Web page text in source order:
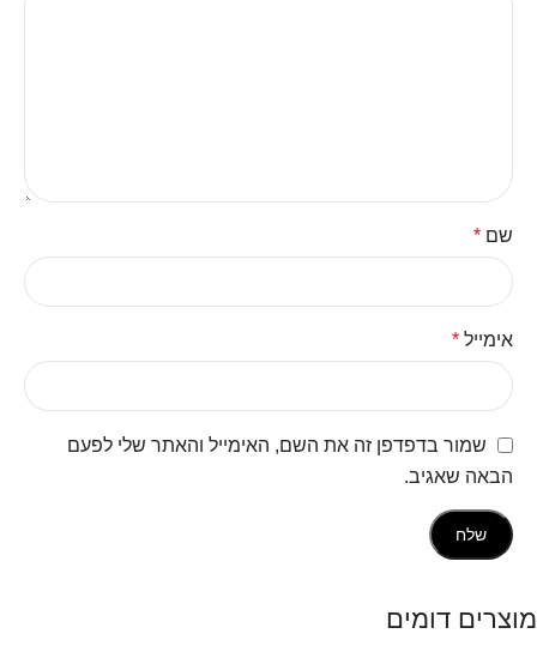
שם *
אימייל *
שמור בדפדפן זה את השם, האימייל והאתר שלי לפעם
הבאה שאגיב.
מוצרים דומים